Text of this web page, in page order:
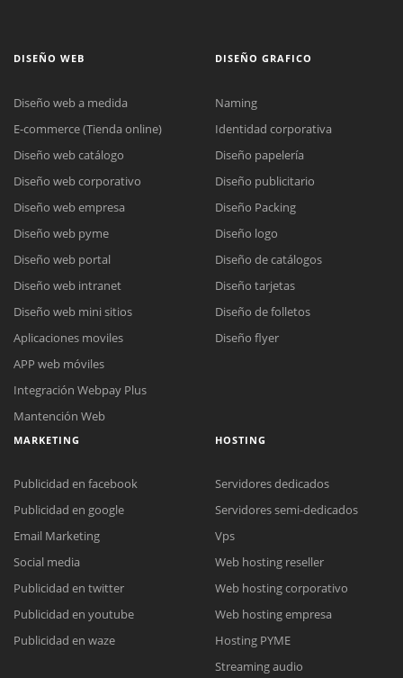
Reunión online
Meet para la reunión online.
Cotización
Chat Online
Todos nuestros ejecutivos están fuera de línea. Complete el formulario
DISEÑO WEB
Diseño web a medida
E-commerce (Tienda online)
Diseño web catálogo
Diseño web corporativo
Diseño web empresa
Diseño web pyme
Diseño web portal
Diseño web intranet
Diseño web mini sitios
Aplicaciones moviles
APP web móviles
Integración Webpay Plus
Mantención Web
DISEÑO GRAFICO
Naming
Identidad corporativa
Diseño papelería
Diseño publicitario
Diseño Packing
Diseño logo
Diseño de catálogos
Diseño tarjetas
Diseño de folletos
Diseño flyer
MARKETING
Publicidad en facebook
Publicidad en google
Email Marketing
Social media
Publicidad en twitter
Publicidad en youtube
Publicidad en waze
HOSTING
Servidores dedicados
Servidores semi-dedicados
Vps
Web hosting reseller
Web hosting corporativo
Web hosting empresa
Hosting PYME
Streaming audio